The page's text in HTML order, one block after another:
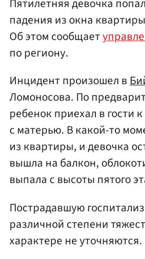
Пятилетняя девочка
падения из окна
Об этом сообщает
по региону.
Инцидент произошел в
Ломоносова. По
ребенок приехал в гости
с матерью. В какой-то
из квартиры, и девочка
вышла на балкон,
выпала с высоты пятого
Пострадавшую
различной степени
характере не уточняются.